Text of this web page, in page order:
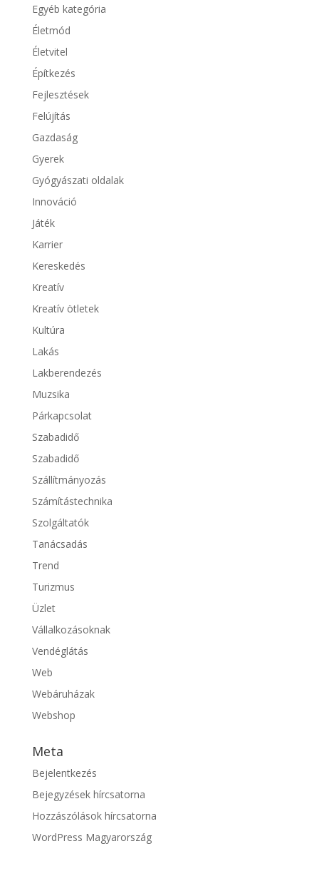
Egyéb kategória
Életmód
Életvitel
Építkezés
Fejlesztések
Felújítás
Gazdaság
Gyerek
Gyógyászati oldalak
Innováció
Játék
Karrier
Kereskedés
Kreatív
Kreatív ötletek
Kultúra
Lakás
Lakberendezés
Muzsika
Párkapcsolat
Szabadidő
Szabadidő
Szállítmányozás
Számítástechnika
Szolgáltatók
Tanácsadás
Trend
Turizmus
Üzlet
Vállalkozásoknak
Vendéglátás
Web
Webáruházak
Webshop
Meta
Bejelentkezés
Bejegyzések hírcsatorna
Hozzászólások hírcsatorna
WordPress Magyarország